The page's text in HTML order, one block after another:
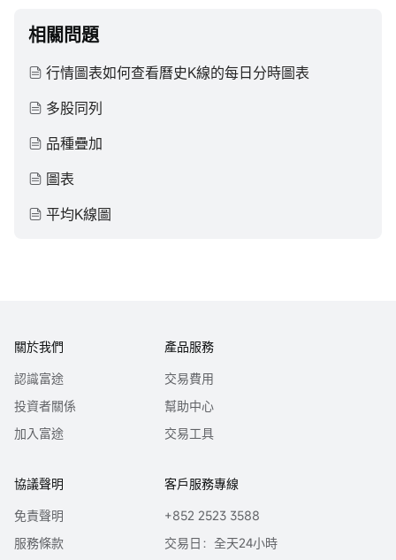
相關問題
行情圖表如何查看曆史K線的每日分時圖表
多股同列
品種疊加
圖表
平均K線圖
關於我們
認識富途
投資者關係
加入富途
產品服務
交易費用
幫助中心
交易工具
協議聲明
免責聲明
服務條款
客戶服務專線
+852 2523 3588
交易日：全天24小時